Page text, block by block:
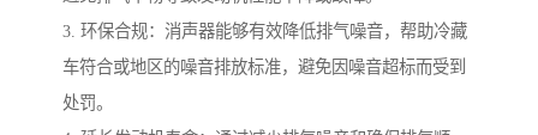
3. 环保合规：消声器能够有效降低排气噪音，帮助冷藏
车符合或地区的噪音排放标准，避免因噪音超标而受到
处罚。